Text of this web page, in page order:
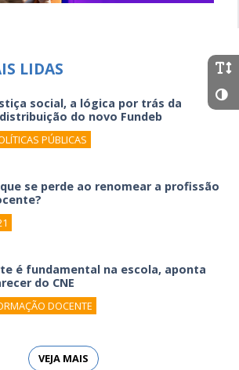
LIDAS
social, a lógica por trás da
do novo Fundeb
PÚBLICAS
se perde ao renomear a profissão
é fundamental na escola, aponta
do CNE
DOCENTE
VEJA MAIS